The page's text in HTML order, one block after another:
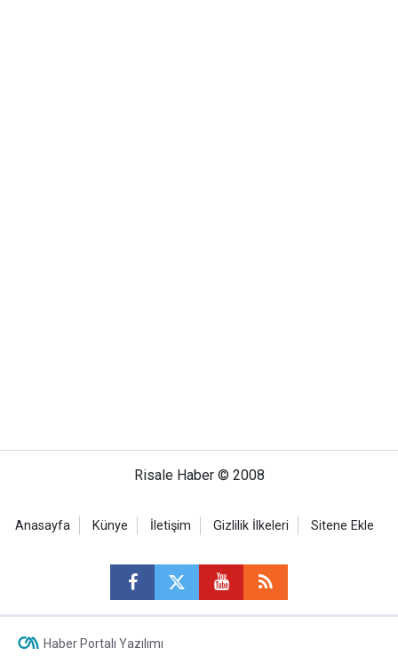
Risale Haber © 2008
Anasayfa Künye İletişim Gizlilik İlkeleri Sitene Ekle
Haber Portalı Yazılımı